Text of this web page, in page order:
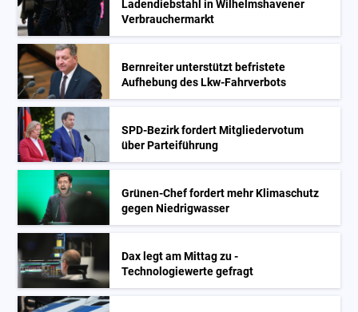
Ladendiebstahl in Wilhelmshavener
Verbrauchermarkt
Bernreiter unterstützt befristete
Aufhebung des Lkw-Fahrverbots
SPD-Bezirk fordert Mitgliedervotum
über Parteiführung
Grünen-Chef fordert mehr Klimaschutz
gegen Niedrigwasser
Dax legt am Mittag zu -
Technologiewerte gefragt